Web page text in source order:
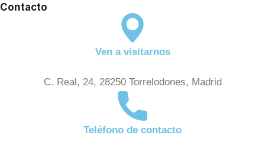
Contacto
Ven a visitarnos
C. Real, 24, 28250 Torrelodones, Madrid
Teléfono de contacto